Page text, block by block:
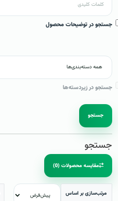
جستجو در توضیحات محصول
جستجو در زیردسته‌ها
جستجو
جستجو
مقایسه محصولات (0)
مرتب‌سازی بر اساس